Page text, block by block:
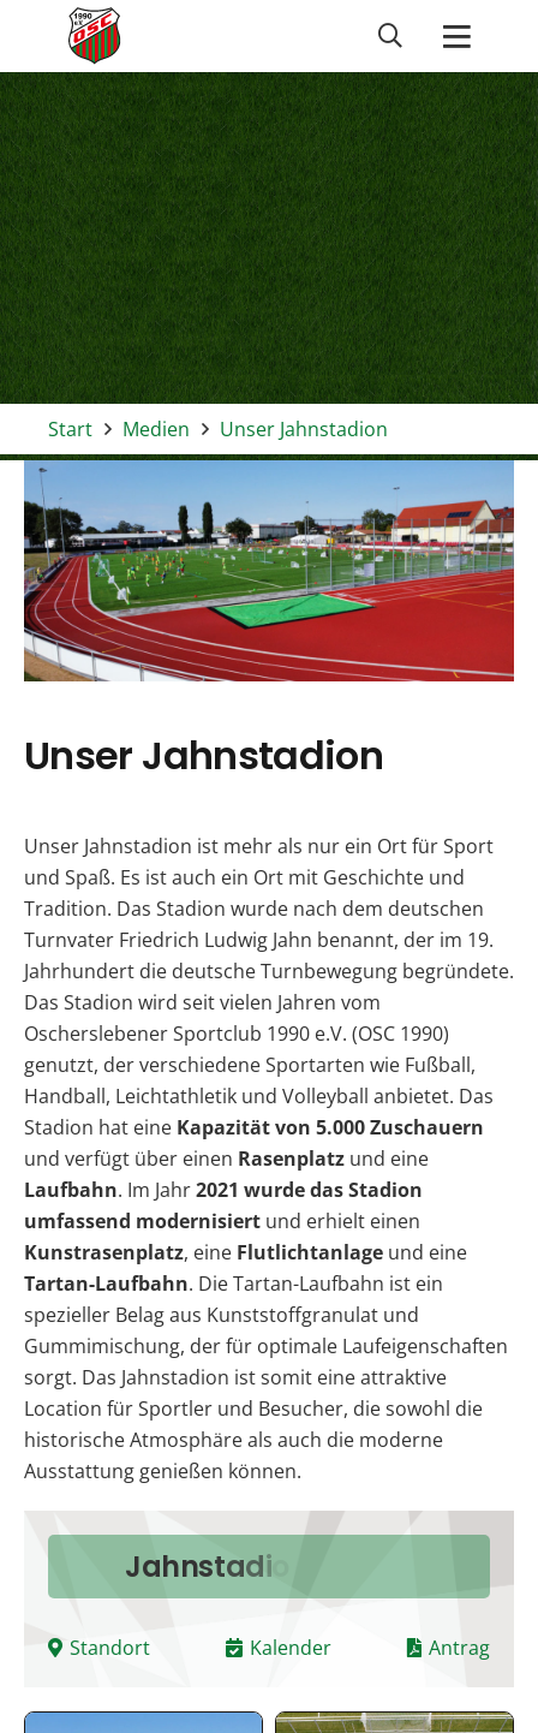
Start Medien Unser Jahnstadion
Unser Jahnstadion
Unser Jahnstadion ist mehr als nur ein Ort für Sport
und Spaß. Es ist auch ein Ort mit Geschichte und
Tradition. Das Stadion wurde nach dem deutschen
Turnvater Friedrich Ludwig Jahn benannt, der im 19.
Jahrhundert die deutsche Turnbewegung begründete.
Das Stadion wird seit vielen Jahren vom
Oscherslebener Sportclub 1990 e.V. (OSC 1990)
genutzt, der verschiedene Sportarten wie Fußball,
Handball, Leichtathletik und Volleyball anbietet. Das
Stadion hat eine Kapazität von 5.000 Zuschauern
und verfügt über einen Rasenplatz und eine
Laufbahn. Im Jahr2021 wurde das Stadion
umfassend modernisiert und erhielt einen
Kunstrasenplatz, eine Flutlichtanlage und eine
Tartan-Laufbahn. Die Tartan-Laufbahn ist ein
spezieller Belag aus Kunststoffgranulat und
Gummimischung, der für optimale Laufeigenschaften
sorgt. Das Jahnstadion ist somit eine attraktive
Location für Sportler und Besucher, die sowohl die
historische Atmosphäre als auch die moderne
Ausstattung genießen können.
Jahnstadi
Standort Kalender Antrag